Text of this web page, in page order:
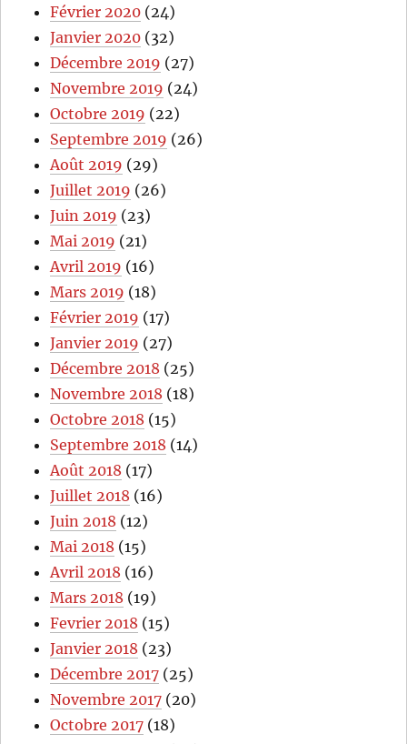
Février 2020 (24)
Janvier 2020 (32)
Décembre 2019 (27)
Novembre 2019 (24)
Octobre 2019 (22)
Septembre 2019 (26)
Août 2019 (29)
Juillet 2019 (26)
Juin 2019 (23)
Mai 2019 (21)
Avril 2019 (16)
Mars 2019 (18)
Février 2019 (17)
Janvier 2019 (27)
Décembre 2018 (25)
Novembre 2018 (18)
Octobre 2018 (15)
Septembre 2018 (14)
Août 2018 (17)
Juillet 2018 (16)
Juin 2018 (12)
Mai 2018 (15)
Avril 2018 (16)
Mars 2018 (19)
Fevrier 2018 (15)
Janvier 2018 (23)
Décembre 2017 (25)
Novembre 2017 (20)
Octobre 2017 (18)